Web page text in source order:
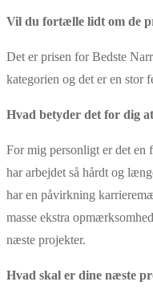
Vil du fortælle lidt om de
Det er prisen for Bedste
kategorien og det er en stor
Hvad betyder det for dig
For mig personligt er det en
har arbejdet så hårdt og
har en påvirkning
masse ekstra
næste projekter.
Hvad skal er dine næste